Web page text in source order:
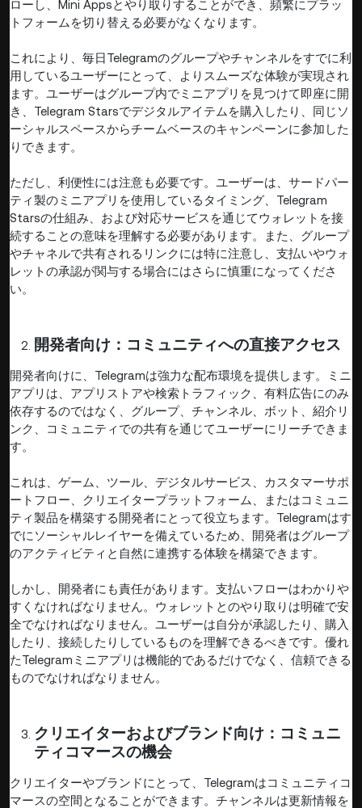
ローし、Mini Appsとやり取りすることができ、頻繁にプラッ
トフォームを切り替える必要がなくなります。
これにより、毎日Telegramのグループやチャンネルをすでに利
用しているユーザーにとって、よりスムーズな体験が実現され
ます。ユーザーはグループ内でミニアプリを見つけて即座に開
き、Telegram Starsでデジタルアイテムを購入したり、同じソ
ーシャルスペースからチームベースのキャンペーンに参加した
りできます。
ただし、利便性には注意も必要です。ユーザーは、サードパー
ティ製のミニアプリを使用しているタイミング、Telegram
Starsの仕組み、および対応サービスを通じてウォレットを接
続することの意味を理解する必要があります。また、グループ
やチャネルで共有されるリンクには特に注意し、支払いやウォ
レットの承認が関与する場合にはさらに慎重になってくださ
い。
開発者向け：コミュニティへの直接アクセス
開発者向けに、Telegramは強力な配布環境を提供します。ミニ
アプリは、アプリストアや検索トラフィック、有料広告にのみ
依存するのではなく、グループ、チャンネル、ボット、紹介リ
ンク、コミュニティでの共有を通じてユーザーにリーチできま
す。
これは、ゲーム、ツール、デジタルサービス、カスタマーサポ
ートフロー、クリエイタープラットフォーム、またはコミュニ
ティ製品を構築する開発者にとって役立ちます。Telegramはす
でにソーシャルレイヤーを備えているため、開発者はグループ
のアクティビティと自然に連携する体験を構築できます。
しかし、開発者にも責任があります。支払いフローはわかりや
すくなければなりません。ウォレットとのやり取りは明確で安
全でなければなりません。ユーザーは自分が承認したり、購入
したり、接続したりしているものを理解できるべきです。優れ
たTelegramミニアプリは機能的であるだけでなく、信頼できる
ものでなければなりません。
クリエイターおよびブランド向け：コミュニ
ティコマースの機会
クリエイターやブランドにとって、Telegramはコミュニティコ
マースの空間となることができます。チャンネルは更新情報を